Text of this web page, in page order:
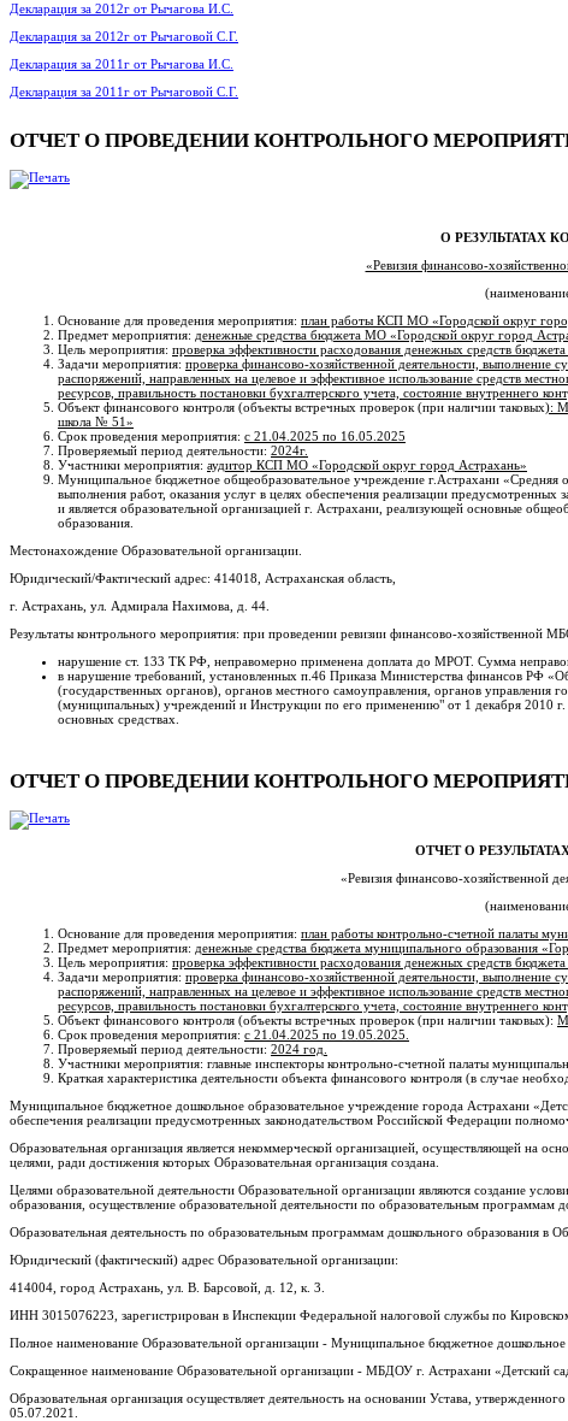
Декларация за 2012г от Рычагова И.С.
Декларация за 2012г от Рычаговой С.Г.
Декларация за 2011г от Рычагова И.С.
Декларация за 2011г от Рычаговой С.Г.
ОТЧЕТ О ПРОВЕДЕНИИ КОНТРОЛЬНОГО
О РЕЗУЛЬТАТАХ
«Ревизия финансово-
Основание для проведения мероприятия: план работы КСП МО «Городской округ
Предмет мероприятия: денежные средства бюджета МО «Городской округ город
Цель мероприятия: проверка эффективности расходования денежных средств
Задачи мероприятия: проверка финансово-хозяйственной деятельности, выполнение
распоряжений, направленных на целевое и эффективное использование средств
ресурсов, правильность постановки бухгалтерского учета, состояние внутреннего
Объект финансового контроля (объекты встречных проверок (при наличии таковых):
школа № 51»
Срок проведения мероприятия: с 21.04.2025 по 16.05.2025
Проверяемый период деятельности: 2024г.
Участники мероприятия: аудитор КСП МО «Городской округ город Астрахань»
Муниципальное бюджетное общеобразовательное учреждение г.Астрахани «Средняя
выполнения работ, оказания услуг в целях обеспечения реализации
и является образовательной организацией г. Астрахани, реализующей основные
образования.
Местонахождение Образовательной организации.
Юридический/Фактический адрес: 414018, Астраханская область,
г. Астрахань, ул. Адмирала Нахимова, д. 44.
Результаты контрольного мероприятия: при проведении ревизии финансово-
нарушение ст. 133 ТК РФ, неправомерно применена доплата до МРОТ. Сумма
в нарушение требований, установленных п.46 Приказа Министерства финансов РФ
(государственных органов), органов местного самоуправления, органов
(муниципальных) учреждений и Инструкции по его применению" от 1 декабря
основных средствах.
ОТЧЕТ О ПРОВЕДЕНИИ КОНТРОЛЬНОГО МЕРОПРИЯТИЯ
ОТЧЕТ О
«Ревизия финансово-хозяйственной
Основание для проведения мероприятия: план работы контрольно-счетной палаты
Предмет мероприятия: денежные средства бюджета муниципального образования
Цель мероприятия: проверка эффективности расходования денежных средств
Задачи мероприятия: проверка финансово-хозяйственной деятельности, выполнение
распоряжений, направленных на целевое и эффективное использование средств
ресурсов, правильность постановки бухгалтерского учета, состояние внутреннего
Объект финансового контроля (объекты встречных проверок (при наличии таковых):
Срок проведения мероприятия: с 21.04.2025 по 19.05.2025.
Проверяемый период деятельности: 2024 год.
Участники мероприятия: главные инспекторы контрольно-счетной палаты
Краткая характеристика деятельности объекта финансового контроля (в случае
Муниципальное бюджетное дошкольное образовательное учреждение города Астрахани
обеспечения реализации предусмотренных законодательством Российской Федерации
Образовательная организация является некоммерческой организацией, осуществляющей на
целями, ради достижения которых Образовательная организация создана.
Целями образовательной деятельности Образовательной организации являются создание
образования, осуществление образовательной деятельности по образовательным программам
Образовательная деятельность по образовательным программам дошкольного образования в
Юридический (фактический) адрес Образовательной организации:
414004, город Астрахань, ул. В. Барсовой, д. 12, к. 3.
ИНН 3015076223, зарегистрирован в Инспекции Федеральной налоговой службы по
Полное наименование Образовательной организации - Муниципальное бюджетное
Сокращенное наименование Образовательной организации - МБДОУ г. Астрахани «Детский
Образовательная организация осуществляет деятельность на основании Устава,
05.07.2021.